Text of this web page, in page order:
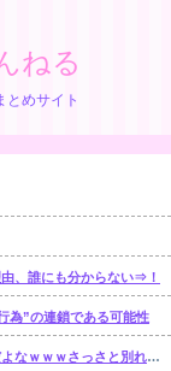
ねる
とめサイト
、誰にも分からない⇒！
為”の連鎖である可能性
っさと別れたいわｗｗｗ」